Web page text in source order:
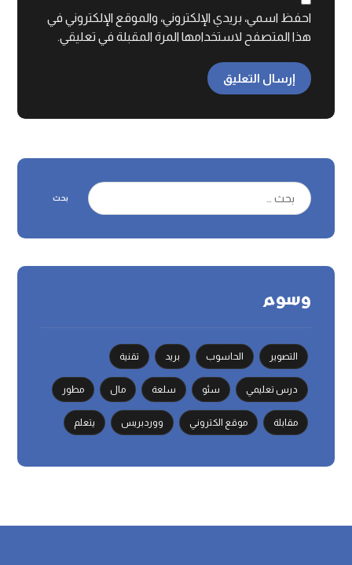
احفظ اسمي، بريدي الإلكتروني، والموقع الإلكتروني في
هذا المتصفح لاستخدامها المرة المقبلة في تعليقي.
إرسال التعليق
بحث
وسوم
التصوير الحاسوب بريد تقنية
درس تعليمي سئو سلعة مال مطور
مقابلة موقع الكتروني ووردبريس يتعلم